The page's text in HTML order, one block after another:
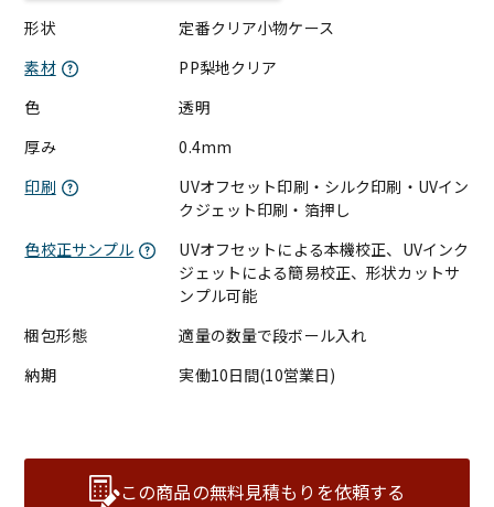
形状
定番クリア小物ケース
素材
PP梨地クリア
色
透明
厚み
0.4mm
印刷
UVオフセット印刷・シルク印刷・UVイン
クジェット印刷・箔押し
色校正サンプル
UVオフセットによる本機校正、UVインク
ジェットによる簡易校正、形状カットサ
ンプル可能
梱包形態
適量の数量で段ボール入れ
納期
実働10日間(10営業日)
この商品の無料見積もりを依頼する